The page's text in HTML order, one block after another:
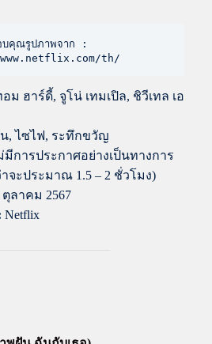
บคุณรูปภาพจาก :
th/
ม ฮาร์ดี้, จูโน่ เทมเปิล, ชิวีเทล เอ
, ไซไฟ, ระทึกขวัญ
มีการประกาศอย่างเป็นทางการ
จะประมาณ 1.5 – 2 ชั่วโมง)
ตุลาคม 2567
Netflix